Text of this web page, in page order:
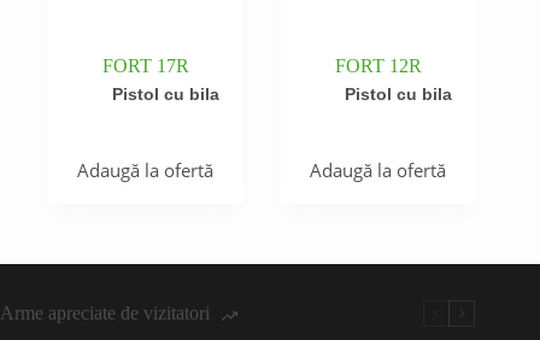
FORT 17R
Pistol cu bila
Adaugă la ofertă
FORT 12R
Pistol cu bila
Adaugă la ofertă
Arme apreciate de vizitatori